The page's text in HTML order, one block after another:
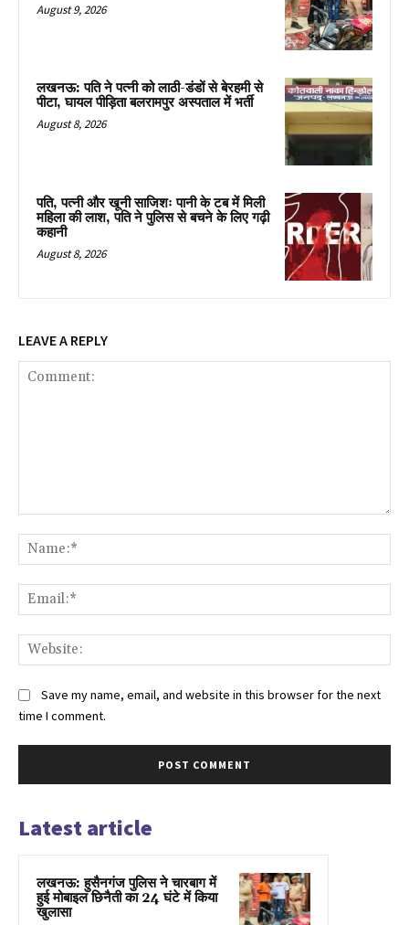
August 9, 2026
लखनऊ: पति ने पत्नी को लाठी-डंडों से बेरहमी से
पीटा, घायल पीड़िता बलरामपुर अस्पताल में भर्ती
August 8, 2026
पति, पत्नी और खूनी साजिशः पानी के टब में मिली
महिला की लाश, पति ने पुलिस से बचने के लिए गढ़ी
कहानी
August 8, 2026
LEAVE A REPLY
Save my name, email, and website in this browser for the next
time I comment.
Latest article
लखनऊ: हुसैनगंज पुलिस ने चारबाग में
हुई मोबाइल छिनैती का 24 घंटे में किया
खुलासा